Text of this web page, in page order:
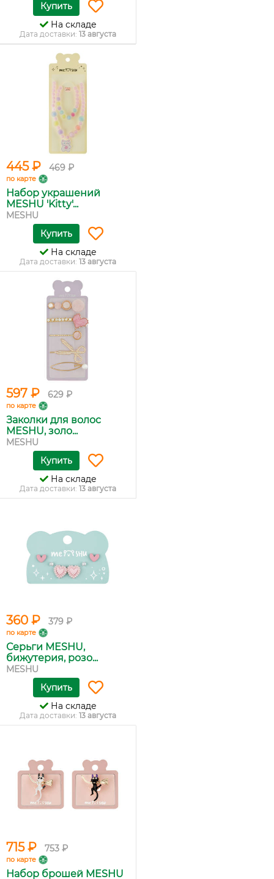
Купить
На складе
Дата доставки: 13 августа
445 ₽ 469 ₽
по карте
Набор украшений
MESHU 'Kitty'...
MESHU
Купить
На складе
Дата доставки: 13 августа
597 ₽ 629 ₽
по карте
Заколки для волос
MESHU, золо...
MESHU
Купить
На складе
Дата доставки: 13 августа
360 ₽ 379 ₽
по карте
Серьги MESHU,
бижутерия, розо...
MESHU
Купить
На складе
Дата доставки: 13 августа
715 ₽ 753 ₽
по карте
Набор брошей MESHU